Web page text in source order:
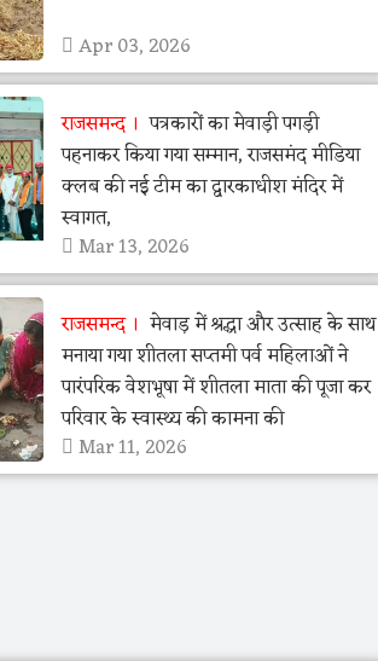
Apr 03, 2026
राजसमन्द
पत्रकारों का मेवाड़ी पगड़ी
पहनाकर किया गया सम्मान, राजसमंद मीडिया
क्लब की नई टीम का द्वारकाधीश मंदिर में
स्वागत,
Mar 13, 2026
राजसमन्द
मेवाड़ में श्रद्धा और उत्साह के साथ
मनाया गया शीतला सप्तमी पर्व महिलाओं ने
पारंपरिक वेशभूषा में शीतला माता की पूजा कर
परिवार के स्वास्थ्य की कामना की
Mar 11, 2026